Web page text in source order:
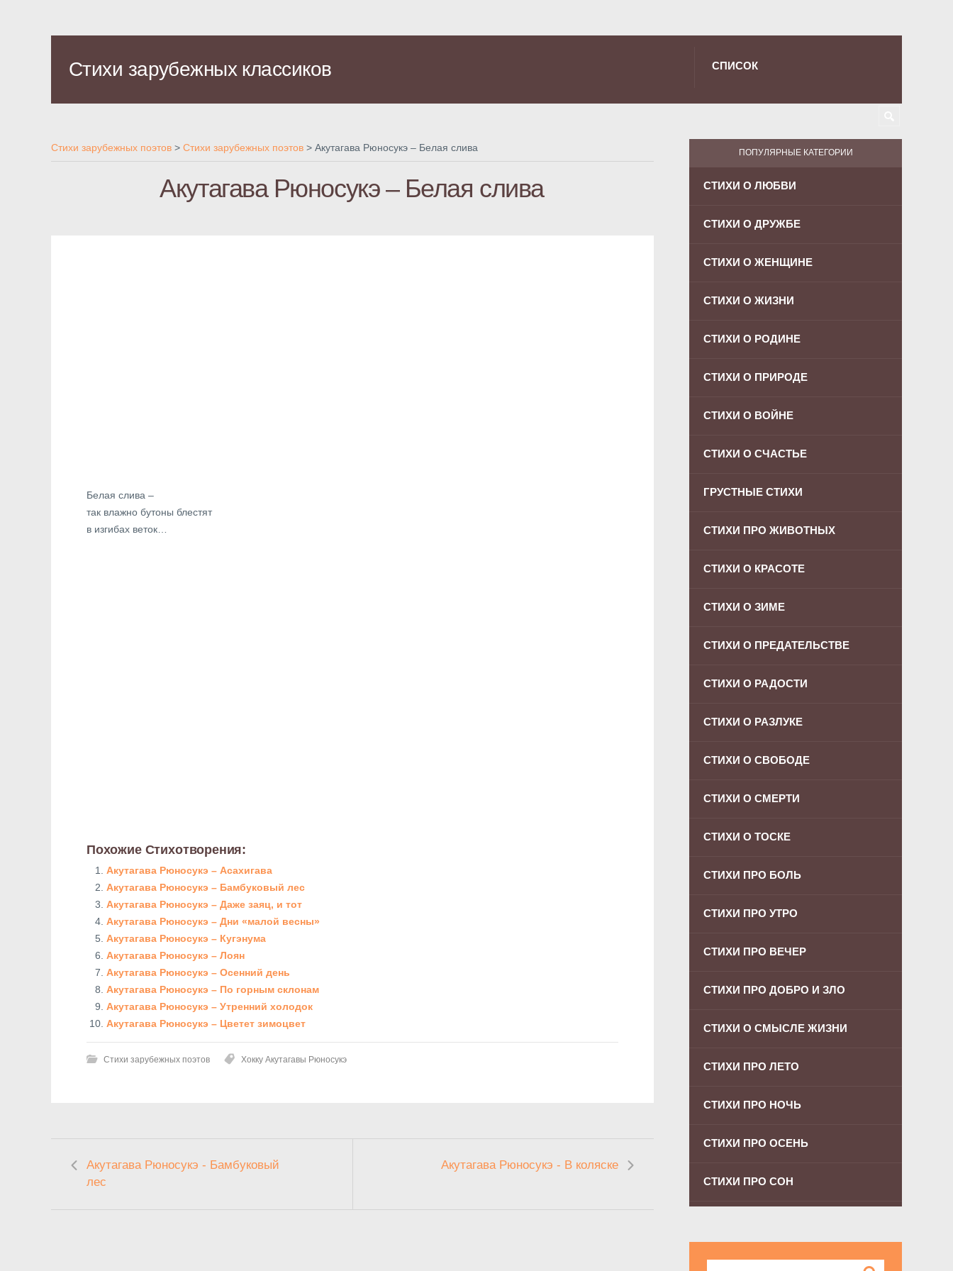
Стихи зарубежных классиков СПИСОК
Стихи зарубежных поэтов > Стихи зарубежных поэтов > Акутагава Рюносукэ – Белая слива
Акутагава Рюносукэ – Белая слива
Белая слива –
так влажно бутоны блестят
в изгибах веток…
Похожие Стихотворения:
Акутагава Рюносукэ – Асахигава
Акутагава Рюносукэ – Бамбуковый лес
Акутагава Рюносукэ – Даже заяц, и тот
Акутагава Рюносукэ – Дни «малой весны»
Акутагава Рюносукэ – Кугэнума
Акутагава Рюносукэ – Лоян
Акутагава Рюносукэ – Осенний день
Акутагава Рюносукэ – По горным склонам
Акутагава Рюносукэ – Утренний холодок
Акутагава Рюносукэ – Цветет зимоцвет
Стихи зарубежных поэтов Хокку Акутагавы Рюносукэ
Акутагава Рюносукэ - Бамбуковый
лес
Акутагава Рюносукэ - В коляске
ПОПУЛЯРНЫЕ КАТЕГОРИИ
СТИХИ О ЛЮБВИ
СТИХИ О ДРУЖБЕ
СТИХИ О ЖЕНЩИНЕ
СТИХИ О ЖИЗНИ
СТИХИ О РОДИНЕ
СТИХИ О ПРИРОДЕ
СТИХИ О ВОЙНЕ
СТИХИ О СЧАСТЬЕ
ГРУСТНЫЕ СТИХИ
СТИХИ ПРО ЖИВОТНЫХ
СТИХИ О КРАСОТЕ
СТИХИ О ЗИМЕ
СТИХИ О ПРЕДАТЕЛЬСТВЕ
СТИХИ О РАДОСТИ
СТИХИ О РАЗЛУКЕ
СТИХИ О СВОБОДЕ
СТИХИ О СМЕРТИ
СТИХИ О ТОСКЕ
СТИХИ ПРО БОЛЬ
СТИХИ ПРО УТРО
СТИХИ ПРО ВЕЧЕР
СТИХИ ПРО ДОБРО И ЗЛО
СТИХИ О СМЫСЛЕ ЖИЗНИ
СТИХИ ПРО ЛЕТО
СТИХИ ПРО НОЧЬ
СТИХИ ПРО ОСЕНЬ
СТИХИ ПРО СОН